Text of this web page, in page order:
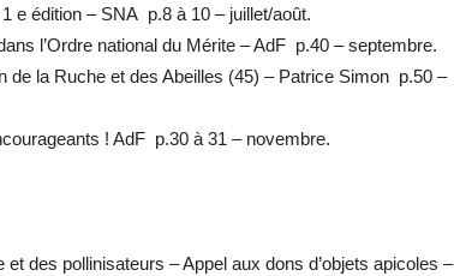
e édition – SNA p.8 à 10 – juillet/août.
l’Ordre national du Mérite – AdF p.40 – septembre.
de la Ruche et des Abeilles (45) – Patrice Simon p.50 –
! AdF p.30 à 31 – novembre.
des pollinisateurs – Appel aux dons d’objets apicoles –